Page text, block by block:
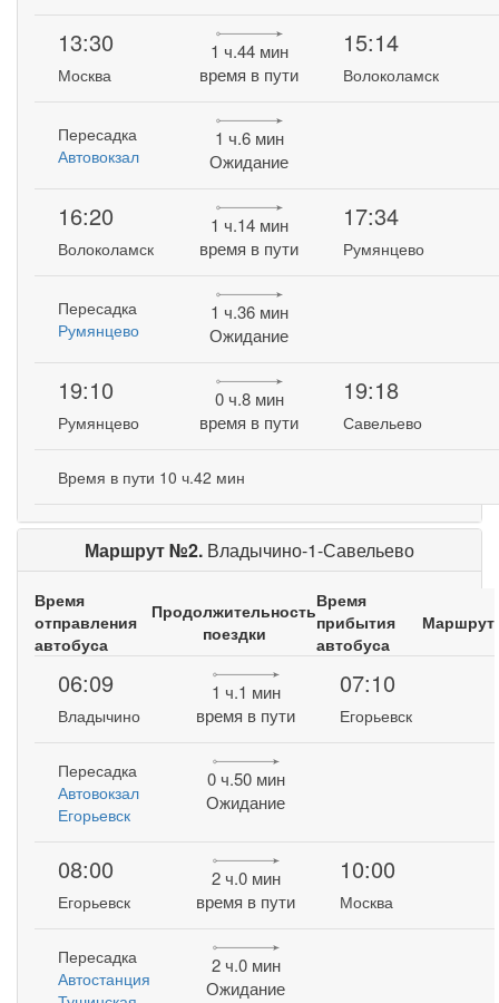
13:30
Москва
1 ч.44 мин
время в пути
15:14
Волоколамск
Пересадка
Автовокзал
1 ч.6 мин
Ожидание
16:20
Волоколамск
1 ч.14 мин
время в пути
17:34
Румянцево
Пересадка
Румянцево
1 ч.36 мин
Ожидание
19:10
Румянцево
0 ч.8 мин
время в пути
19:18
Савельево
Время в пути 10 ч.42 мин
Маршрут №2. Владычино-1-Савельево
Время
отправления
автобуса
Продолжительность
поездки
Время
прибытия
автобуса
Маршрут
06:09
Владычино
1 ч.1 мин
время в пути
07:10
Егорьевск
Пересадка
Автовокзал
Егорьевск
0 ч.50 мин
Ожидание
08:00
Егорьевск
2 ч.0 мин
время в пути
10:00
Москва
Пересадка
Автостанция
2 ч.0 мин
Ожидание